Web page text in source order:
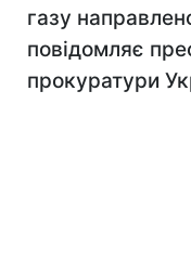
газу
повідомляє
прокуратури